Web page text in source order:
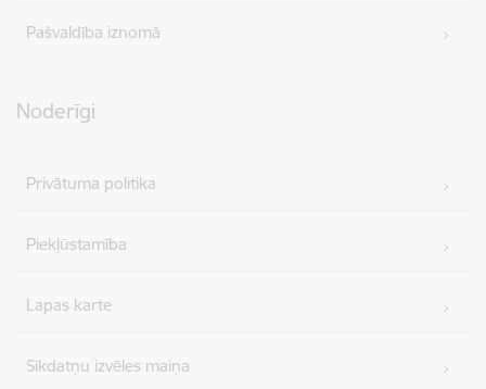
Pašvaldība iznomā
Noderīgi
Privātuma politika
Piekļūstamība
Lapas karte
Sīkdatņu izvēles maiņa